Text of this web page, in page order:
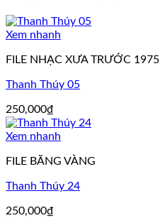
Xem nhanh
FILE NHẠC XƯA TRƯỚC 1975
Thanh Thúy 05
250,000₫
Xem nhanh
FILE BĂNG VÀNG
Thanh Thúy 24
250,000₫